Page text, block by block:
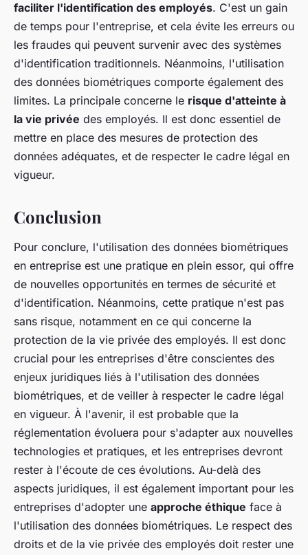
faciliter l'identification des employés. C'est un gain
de temps pour l'entreprise, et cela évite les erreurs ou
les fraudes qui peuvent survenir avec des systèmes
d'identification traditionnels. Néanmoins, l'utilisation
des données biométriques comporte également des
limites. La principale concerne le risque d'atteinte à
la vie privée des employés. Il est donc essentiel de
mettre en place des mesures de protection des
données adéquates, et de respecter le cadre légal en
vigueur.
Conclusion
Pour conclure, l'utilisation des données biométriques
en entreprise est une pratique en plein essor, qui offre
de nouvelles opportunités en termes de sécurité et
d'identification. Néanmoins, cette pratique n'est pas
sans risque, notamment en ce qui concerne la
protection de la vie privée des employés. Il est donc
crucial pour les entreprises d'être conscientes des
enjeux juridiques liés à l'utilisation des données
biométriques, et de veiller à respecter le cadre légal
en vigueur. À l'avenir, il est probable que la
réglementation évoluera pour s'adapter aux nouvelles
technologies et pratiques, et les entreprises devront
rester à l'écoute de ces évolutions. Au-delà des
aspects juridiques, il est également important pour les
entreprises d'adopter une approche éthique face à
l'utilisation des données biométriques. Le respect des
droits et de la vie privée des employés doit rester une